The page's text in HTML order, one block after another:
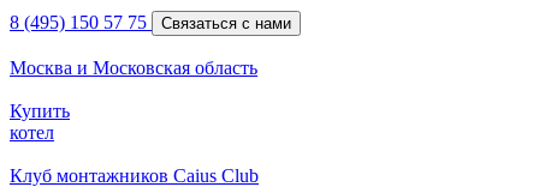
8 (495) 150 57 75 Связаться с нами
Москва и Московская область
Купить
котел
Клуб монтажников Caius Club